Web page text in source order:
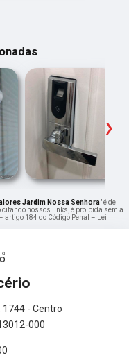
›
Jardim Nossa Senhora" é de
nossos links, é proibida sem a
artigo 184 do Código Penal –
Lei
1744 - Centro
000